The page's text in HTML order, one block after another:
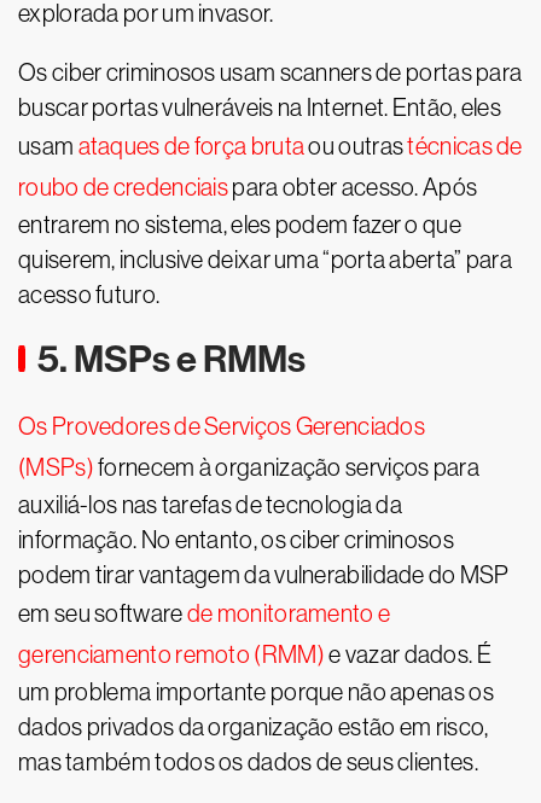
explorada por um invasor.
Os ciber criminosos usam scanners de portas para
buscar portas vulneráveis na Internet. Então, eles
usam ataques de força brutaou outrastécnicas de
roubo de credenciaispara obter acesso. Após
entrarem no sistema, eles podem fazer o que
quiserem, inclusive deixar uma “porta aberta” para
acesso futuro.
5. MSPs e RMMs
Os Provedores de Serviços Gerenciados
(MSPs)fornecem à organização serviços para
auxiliá-los nas tarefas de tecnologia da
informação. No entanto, os ciber criminosos
podem tirar vantagem da vulnerabilidade do MSP
em seu softwarede monitoramento e
gerenciamento remoto (RMM)e vazar dados. É
um problema importante porque não apenas os
dados privados da organização estão em risco,
mas também todos os dados de seus clientes.